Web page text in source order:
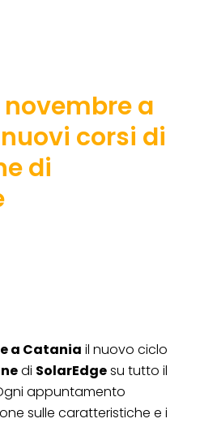
novembre a
corsi di
di
a Catania il nuovo ciclo
di SolarEdgesu tutto il
appuntamento
sulle caratteristiche e i